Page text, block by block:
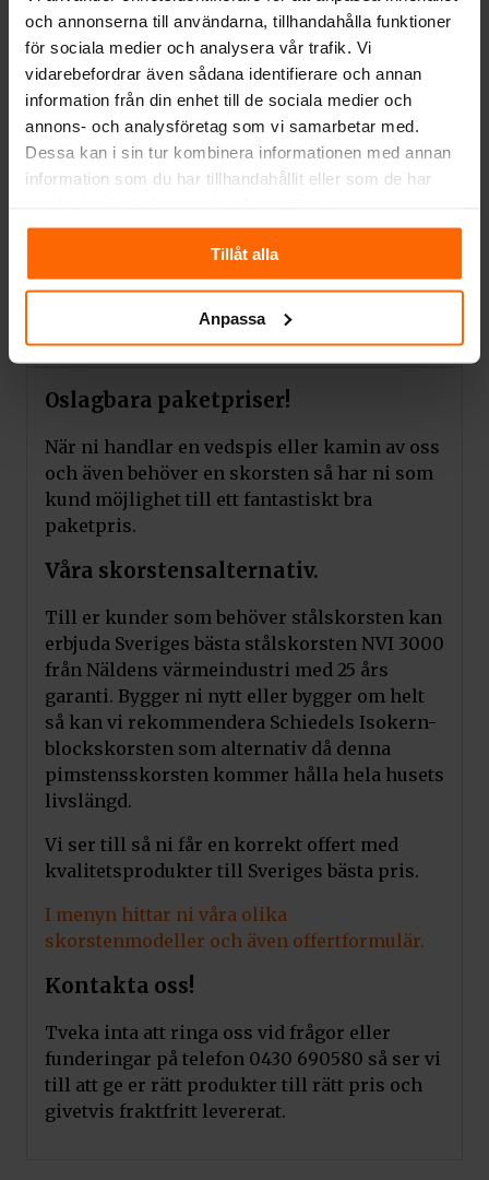
och annonserna till användarna, tillhandahålla funktioner
för sociala medier och analysera vår trafik. Vi
vidarebefordrar även sådana identifierare och annan
information från din enhet till de sociala medier och
annons- och analysföretag som vi samarbetar med.
Dessa kan i sin tur kombinera informationen med annan
information som du har tillhandahållit eller som de har
Tillåt alla
Anpassa
period. Detta gör det möjligt för er att köpa
dyrare varor utan att behöva betala hela
beloppet på en gång.
Även här har ni trygghet vid köp.
Klarna erbjuder en hög grad av säkerhet och
trygghet vid köp genom att skydda
en köparskyddsgaranti som ger
konsumenterna extra trygghet vid köp. Får
ni inte er produkt så skickas inte er faktura.
Oslagbara paketpriser!
När ni handlar en vedspis eller kamin av oss
och även behöver en skorsten så har ni som
kund möjlighet till ett fantastiskt bra
paketpris.
Våra skorstensalternativ.
Till er kunder som behöver stålskorsten kan
erbjuda Sveriges bästa stålskorsten NVI 3000
från Näldens värmeindustri med 25 års
garanti. Bygger ni nytt eller bygger om helt
så kan vi rekommendera Schiedels Isokern-
blockskorsten som alternativ då denna
pimstensskorsten kommer hålla hela husets
livslängd.
Vi ser till så ni får en korrekt offert med
kvalitetsprodukter till Sveriges bästa pris.
I menyn hittar ni våra olika
skorstenmodeller och även offertformulär.
Kontakta oss!
Tveka inta att ringa oss vid frågor eller
funderingar på telefon 0430 690580 så ser vi
till att ge er rätt produkter till rätt pris och
givetvis fraktfritt levererat.